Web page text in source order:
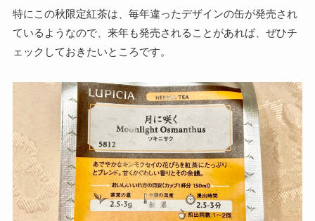
特にこの秋限定紅茶は、毎年違ったデザインの缶が発売され
ているようなので、来年も発売されることがあれば、ぜひチ
ェックしておきたいところです。